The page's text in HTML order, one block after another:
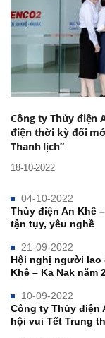
Công ty Thủy điện
điện thời kỳ đổi
Thanh lịch”
18-10-2022
04-10-2022
Thủy điện An Khê
tận tụy, yêu nghề
21-09-2022
Hội nghị người lao
Khê – Ka Nak năm
10-09-2022
Công ty Thủy điện
hội vui Tết Trung